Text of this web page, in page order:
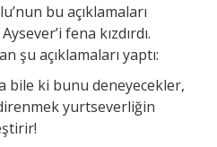
bu açıklamaları
fena kızdırdı.
şu açıklamaları yaptı:
bile ki bunu deneyecekler,
yurtseverliğin